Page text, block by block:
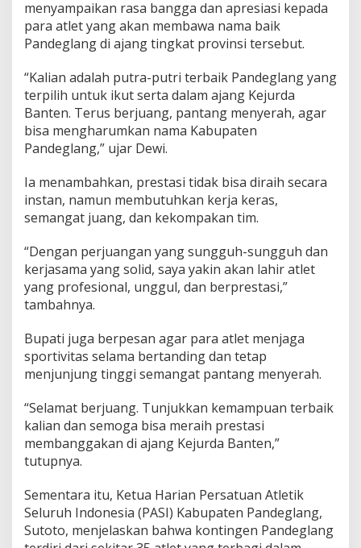
j
u
r
B
a
n
t
e
n
0
2
5
menyampaikan rasa bangga dan apresiasi kepada
para atlet yang akan membawa nama baik
Pandeglang di ajang tingkat provinsi tersebut.
“Kalian adalah putra-putri terbaik Pandeglang yang
terpilih untuk ikut serta dalam ajang Kejurda
Banten. Terus berjuang, pantang menyerah, agar
bisa mengharumkan nama Kabupaten
Pandeglang,” ujar Dewi.
Ia menambahkan, prestasi tidak bisa diraih secara
instan, namun membutuhkan kerja keras,
semangat juang, dan kekompakan tim.
“Dengan perjuangan yang sungguh-sungguh dan
kerjasama yang solid, saya yakin akan lahir atlet
yang profesional, unggul, dan berprestasi,”
tambahnya.
Bupati juga berpesan agar para atlet menjaga
sportivitas selama bertanding dan tetap
menjunjung tinggi semangat pantang menyerah.
“Selamat berjuang. Tunjukkan kemampuan terbaik
kalian dan semoga bisa meraih prestasi
membanggakan di ajang Kejurda Banten,”
tutupnya.
Sementara itu, Ketua Harian Persatuan Atletik
Seluruh Indonesia (PASI) Kabupaten Pandeglang,
Sutoto, menjelaskan bahwa kontingen Pandeglang